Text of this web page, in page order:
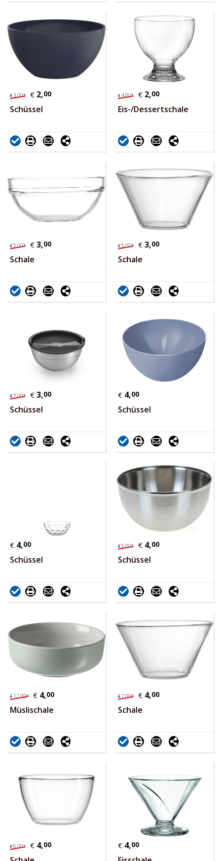
€3,00* € 2,00
Schüssel
€4,00* € 2,00
Eis-/Dessertschale
€5,00* € 3,00
Schale
€5,00* € 3,00
Schale
€7,00* € 3,00
Schüssel
€ 4,00
Schüssel
€ 4,00
Schüssel
€5,00* € 4,00
Schüssel
€ 12,00* € 4,00
Müslischale
€7,00* € 4,00
Schale
€6,00* € 4,00 € 4,00